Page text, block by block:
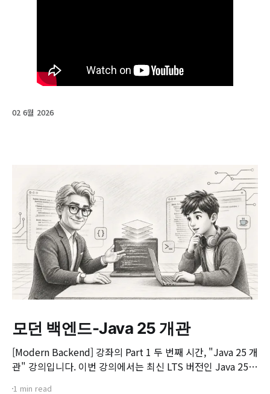
02 6월 2026
모던 백엔드-Java 25 개관
[Modern Backend] 강좌의 Part 1 두 번째 시간, "Java 25 개
관" 강의입니다. 이번 강의에서는 최신 LTS 버전인 Java 25의
1 min read